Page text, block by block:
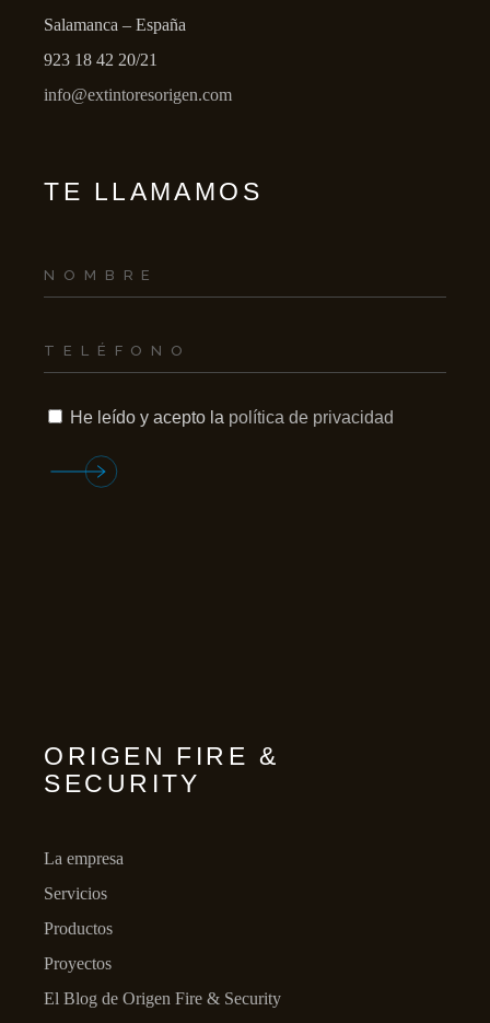
Salamanca – España
923 18 42 20/21
info@extintoresorigen.com
TE LLAMAMOS
He leído y acepto la política de privacidad
ORIGEN FIRE &
SECURITY
La empresa
Servicios
Productos
Proyectos
El Blog de Origen Fire & Security